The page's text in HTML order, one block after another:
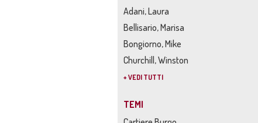
Adani, Laura
Bellisario, Marisa
Bongiorno, Mike
Churchill, Winston
+ VEDI TUTTI
TEMI